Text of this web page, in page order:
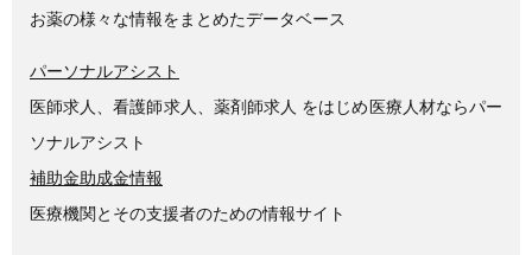
お薬の様々な情報をまとめたデータベース
パーソナルアシスト
医師求人、看護師求人、薬剤師求人 をはじめ医療人材ならパー
ソナルアシスト
補助金助成金情報
医療機関とその支援者のための情報サイト